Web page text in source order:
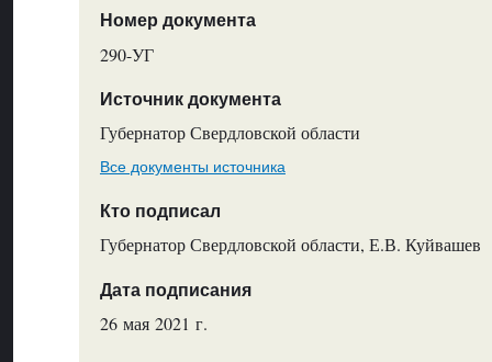
Номер документа
290-УГ
Источник документа
Губернатор Свердловской области
Все документы источника
Кто подписал
Губернатор Свердловской области, Е.В. Куйвашев
Дата подписания
26 мая 2021 г.